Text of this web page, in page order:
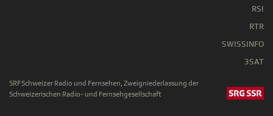
RSI
RTR
SWISSINFO
3SAT
SRF Schweizer Radio und Fernsehen, Zweigniederlassung der
Schweizerischen Radio- und Fernsehgesellschaft